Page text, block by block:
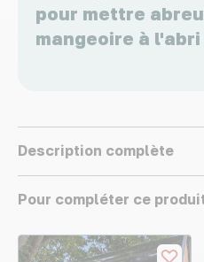
pour mettre
mangeoire à
Description complète
Pour compléter ce